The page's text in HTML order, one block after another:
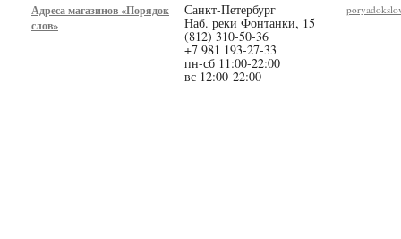
Адреса магазинов «Порядок
слов»
Санкт-Петербург
Наб. реки Фонтанки, 15
(812) 310-50-36
+7 981 193-27-33
пн-сб 11:00-22:00
вс 12:00-22:00